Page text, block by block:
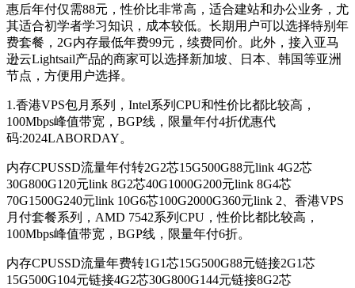
惠后年付仅需88元，性价比非常高，适合建站和办公业务，尤
其适合初学者学习知识，成本较低。长期用户可以选择特别年
费套餐，2G内存最低年费99元，续费同价。此外，接入亚马
逊云Lightsail产品的商家可以选择新加坡、日本、韩国等亚洲
节点，方便用户选择。
1.香港VPS包月系列，Intel系列CPU和性价比都比较高，
100Mbps峰值带宽，BGP线，限量年付4折优惠代
码:2024LABORDAY。
内存CPUSSD流量年付转2G2芯15G500G88元link 4G2芯
30G800G120元link 8G2芯40G1000G200元link 8G4芯
70G1500G240元link 10G6芯100G2000G360元link 2、香港VPS
月付套餐系列，AMD 7542系列CPU，性价比都比较高，
100Mbps峰值带宽，BGP线，限量年付6折。
内存CPUSSD流量年费转1G1芯15G500G88元链接2G1芯
15G500G104元链接4G2芯30G800G144元链接8G2芯